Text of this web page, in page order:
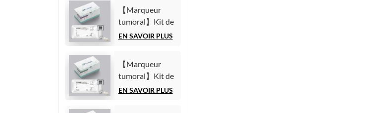
【Marqueur
tumoral】Kit de
test de l'antigène
(Immunoessai
par
chimiluminescence
EN SAVOIR PLUS
【Marqueur
tumoral】Kit de
test de l'antigène
EN SAVOIR PLUS